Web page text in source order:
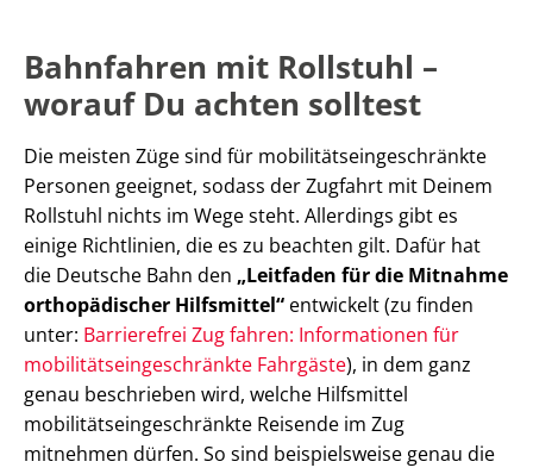
Bahnfahren mit Rollstuhl –
worauf Du achten solltest
Die meisten Züge sind für mobilitätseingeschränkte
Personen geeignet, sodass der Zugfahrt mit Deinem
Rollstuhl nichts im Wege steht. Allerdings gibt es
einige Richtlinien, die es zu beachten gilt. Dafür hat
die Deutsche Bahn den „Leitfaden für die Mitnahme
orthopädischer Hilfsmittel“ entwickelt (zu finden
unter: Barrierefrei Zug fahren: Informationen für
mobilitätseingeschränkte Fahrgäste), in dem ganz
genau beschrieben wird, welche Hilfsmittel
mobilitätseingeschränkte Reisende im Zug
mitnehmen dürfen. So sind beispielsweise genau die